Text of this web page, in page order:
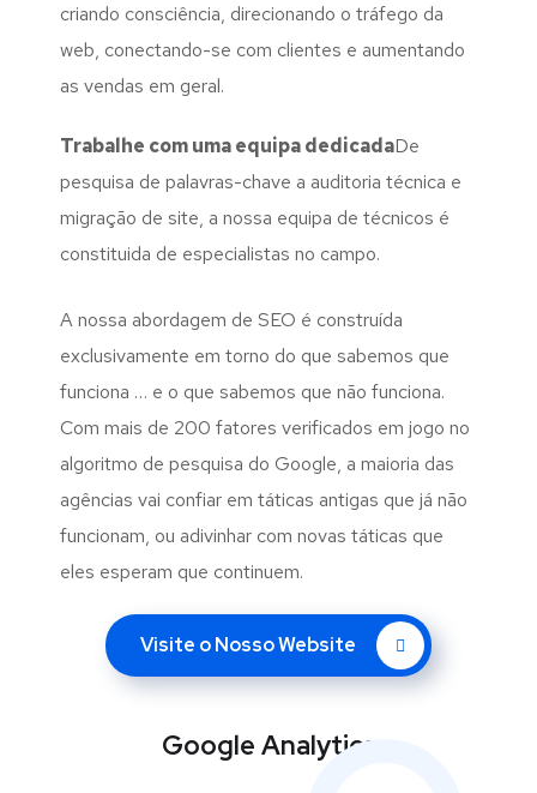
criando consciência, direcionando o tráfego da
web, conectando-se com clientes e aumentando
as vendas em geral.
Trabalhe com umaequipa dedicadaDe
pesquisa de palavras-chave a auditoria técnica e
migração de site, a nossa equipa de técnicos é
constituida de especialistas no campo.
A nossa abordagem de SEO é construída
exclusivamente em torno do que sabemos que
funciona … e o que sabemos que não funciona.
Com mais de 200 fatores verificados em jogo no
algoritmo de pesquisa do Google, a maioria das
agências vai confiar em táticas antigas que já não
funcionam, ou adivinhar com novas táticas que
eles esperam que continuem.
Visite o Nosso Website
Google Analytics